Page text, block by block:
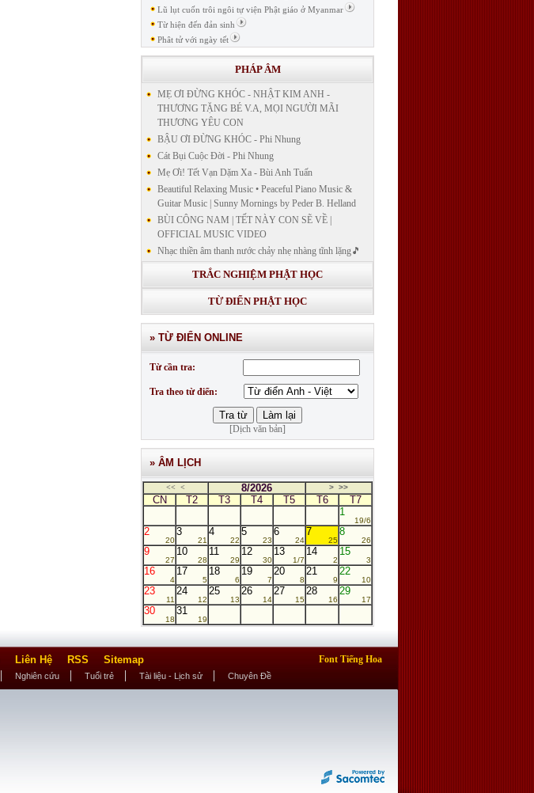
Lũ lụt cuốn trôi ngôi tự viện Phật giáo ở Myanmar
Từ hiện đến đản sinh
Phât tử với ngày tết
PHÁP ÂM
MẸ ƠI ĐỪNG KHÓC - NHẬT KIM ANH -
THƯƠNG TẶNG BÉ V.A, MỌI NGƯỜI MÃI
THƯƠNG YÊU CON
BẬU ƠI ĐỪNG KHÓC - Phi Nhung
Cát Bụi Cuộc Đời - Phi Nhung
Mẹ Ơi! Tết Vạn Dặm Xa - Bùi Anh Tuấn
Beautiful Relaxing Music • Peaceful Piano Music &
Guitar Music | Sunny Mornings by Peder B. Helland
BÙI CÔNG NAM | TẾT NÀY CON SẼ VỀ |
OFFICIAL MUSIC VIDEO
Nhạc thiền âm thanh nước chảy nhẹ nhàng tĩnh lặng🎵
Nhạc thiền lặng tâm
KINH BẢN NGUYỆN CÔNG ĐỨC DƯỢC SƯ
LƯU LY QUANG NHƯ LAI"
GIẢNG GIẢI KINH DƯỢC SƯ - BÀI 14/ GIẢNG
GIẢI KINH BẢN NGUYỆN CÔNG ĐỨC DƯỢC
SƯ LƯU LY QUANG NHƯ LAI
GIẢNG GIẢI KINH DƯỢC SƯ
TRẮC NGHIỆM PHẬT HỌC
TỪ ĐIỂN PHẬT HỌC
» TỪ ĐIỂN ONLINE
Từ cần tra:
Tra theo từ điển:
[Dịch văn bản]
» ÂM LỊCH
<< < 8/2026 > >>
CN T2 T3 T4 T5 T6
T7
1
19/6
2
20
3
21
4
22
5
23
6
24
7
25
8
26
9
27
10
28
11
29
12
30
13
1/7
14
2
15
3
16
4
17
5
18
6
19
7
20
8
21
9
22
10
23
11
24
12
25
13
26
14
27
15
28
16
29
17
30
18
31
19
Liên Hệ RSS Sitemap Font Tiếng Hoa
Nghiên cứu Tuổi trẻ Tài liệu - Lịch sử Chuyên Đề